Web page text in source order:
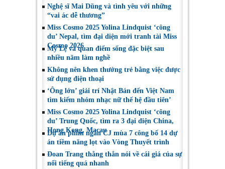
Nghệ sĩ Mai Dũng và tình yêu với những
“vai ác dễ thương”
Miss Cosmo 2025 Yolina Lindquist ‘công
du’ Nepal, tìm đại diện mới tranh tài Miss
Cosmo 2026
Mỹ Lệ và quan điểm sống đặc biệt sau
nhiều năm làm nghề
Không nên khen thưởng trẻ bằng việc được
sử dụng điện thoại
‘Ông lớn’ giải trí Nhật Bản đến Việt Nam
tìm kiếm nhóm nhạc nữ thế hệ đầu tiên’
Miss Cosmo 2025 Yolina Lindquist ‘công
du’ Trung Quốc, tìm ra 3 đại diện China,
Hong Kong, Macau
Dự án phim ngắn CJ mùa 7 công bố 14 dự
án tiềm năng lọt vào Vòng Thuyết trình
Đoan Trang thẳng thắn nói về cái giá của sự
nổi tiếng quá nhanh